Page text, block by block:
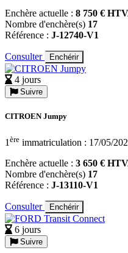
Enchère actuelle : 8 750 €
Nombre d'enchère(s) 17
Référence : J-12740-V1
Consulter Enchérir
4 jours
Suivre
CITROEN Jumpy
1 ère immatriculation : 17/05/
Enchère actuelle : 3 650 €
Nombre d'enchère(s) 17
Référence : J-13110-V1
Consulter Enchérir
6 jours
Suivre